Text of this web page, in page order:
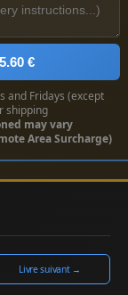
€
and Fridays (except
shipping
may vary
Area Surcharge)
Livre suivant →